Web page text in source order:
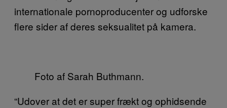
internationale pornoproducenter og udforske
flere sider af deres seksualitet på kamera.
Foto af Sarah Buthmann.
“Udover at det er super frækt og ophidsende